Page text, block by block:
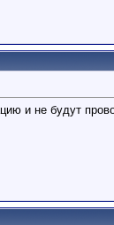
и не будут